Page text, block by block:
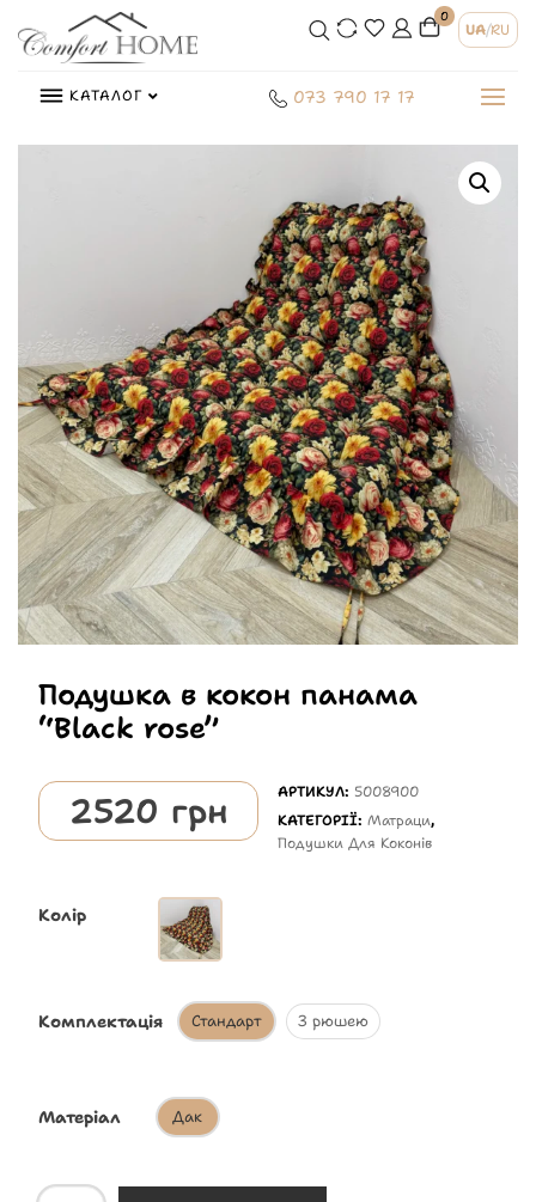
0
UA/RU
КАТАЛОГ 073 790 17 17
Подушка в кокон панама
“Black rose”
2520 грн АРТИКУЛ: 5008900
КАТЕГОРІЇ:Матраци,
Подушки Для Коконів
Колір
Комплектація Стандарт З рюшею
Матеріал Дак